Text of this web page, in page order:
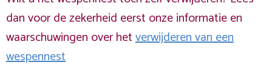
dan voor de zekerheid eerst onze informatie en
waarschuwingen over hetverwijderen van een
wespennest